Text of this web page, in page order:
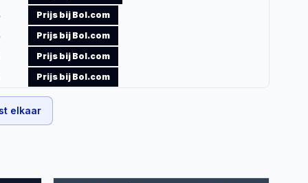
Prijs bij Bol.com
Prijs bij Bol.com
Prijs bij Bol.com
Prijs bij Bol.com
elkaar